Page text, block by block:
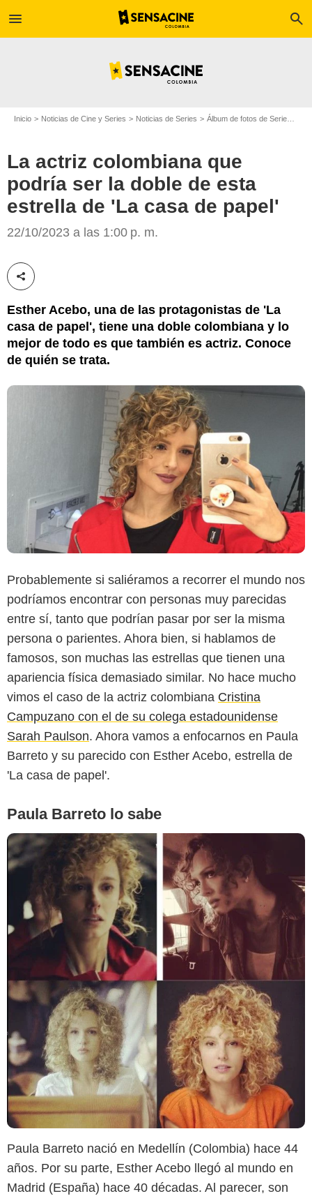
menu search
Inicio Noticias de Cine y Series Noticias de Series Álbum de fotos de Serie
La actriz colombiana que
podría ser la doble de esta
estrella de 'La casa de papel'
22/10/2023 a las 1:00 p. m.
Compartir esta noticia
Esther Acebo, una de las protagonistas de 'La
casa de papel', tiene una doble colombiana y lo
mejor de todo es que también es actriz. Conoce
de quién se trata.
Probablemente si saliéramos a recorrer el mundo nos
podríamos encontrar con personas muy parecidas
entre sí, tanto que podrían pasar por ser la misma
persona o parientes. Ahora bien, si hablamos de
famosos, son muchas las estrellas que tienen una
apariencia física demasiado similar. No hace mucho
vimos el caso de la actriz colombiana Cristina
Campuzano con el de su colega estadounidense
Sarah Paulson. Ahora vamos a enfocarnos en Paula
Barreto y su parecido con Esther Acebo, estrella de
'La casa de papel'.
Paula Barreto lo sabe
Instagram @paulabarretov
Paula Barreto nació en Medellín (Colombia) hace 44
años. Por su parte, Esther Acebo llegó al mundo en
Madrid (España) hace 40 décadas. Al parecer, son